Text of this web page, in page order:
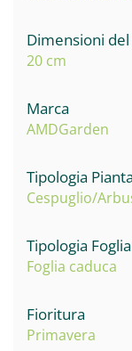
Dimensioni del
20 cm
Marca
AMDGarden
Tipologia Pianta
Cespuglio/
Tipologia Foglia
Foglia caduca
Fioritura
Primavera